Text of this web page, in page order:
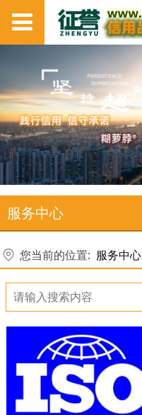
服务中心
您当前的位置: 服务中心